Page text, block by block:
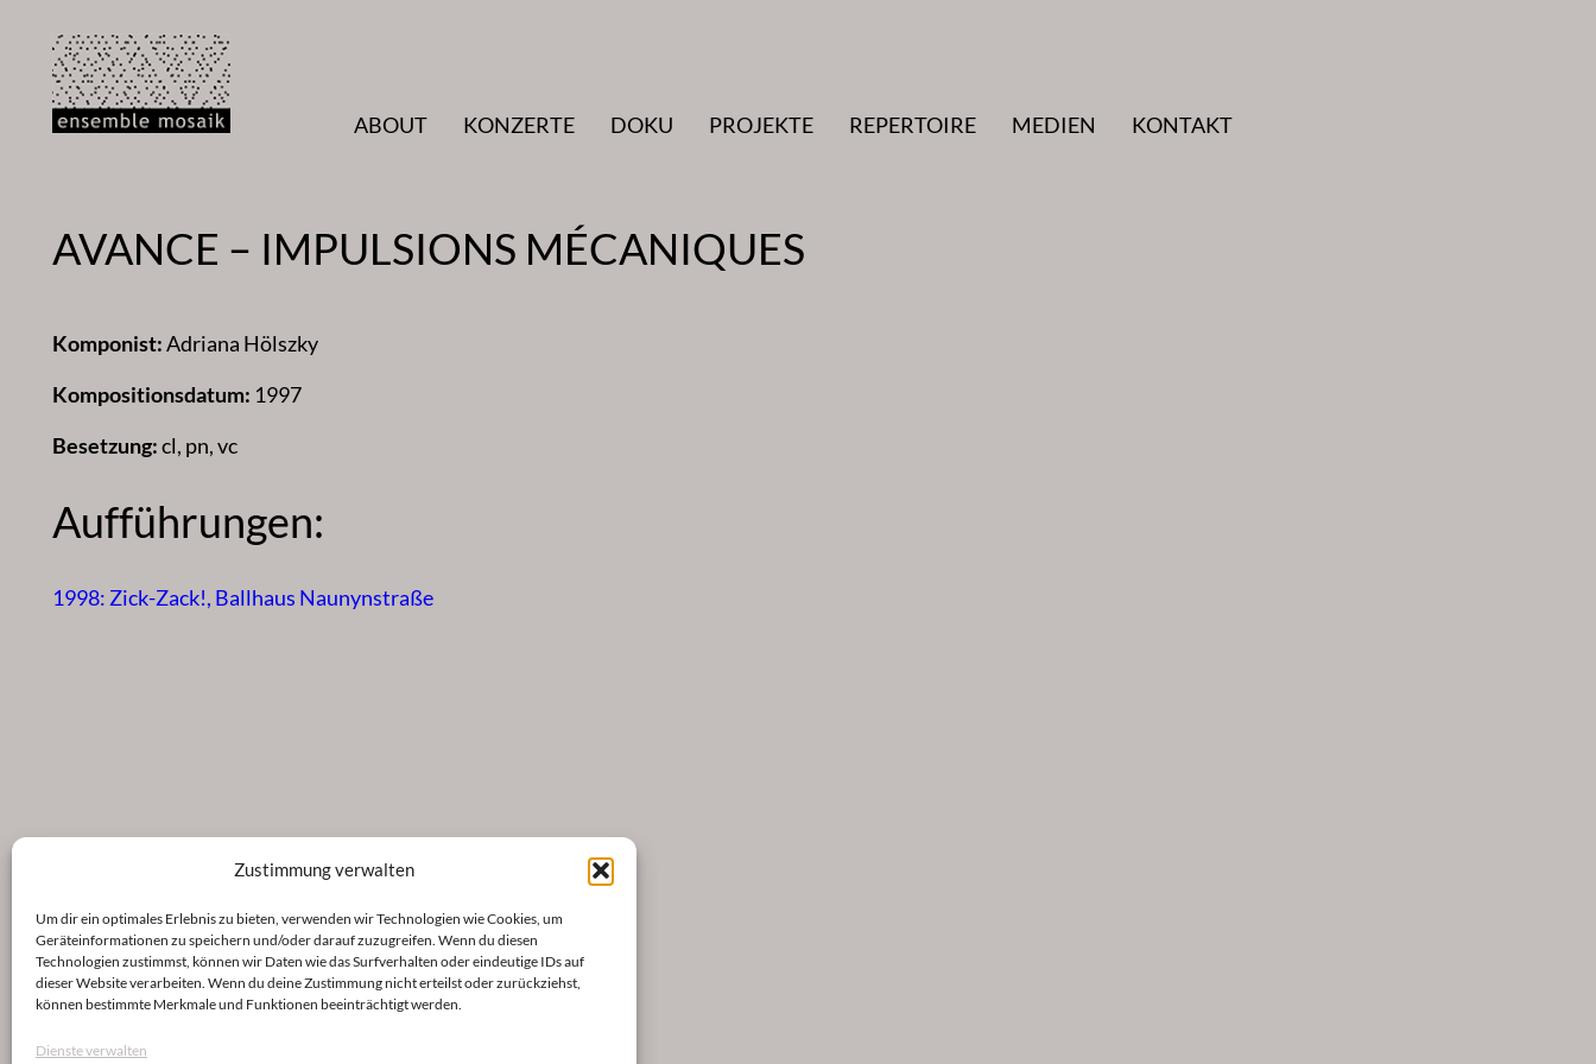
Zustimmung verwalten
Um dir ein optimales Erlebnis zu bieten, verwenden wir Technologien wie Cookies, um
Geräteinformationen zu speichern und/oder darauf zuzugreifen. Wenn du diesen
Technologien zustimmst, können wir Daten wie das Surfverhalten oder eindeutige IDs auf
dieser Website verarbeiten. Wenn du deine Zustimmung nicht erteilst oder zurückziehst,
können bestimmte Merkmale und Funktionen beeinträchtigt werden.
Dienste verwalten
Inhalt
springen
ABOUT
KONZERTE DOKU PROJEKTE REPERTOIRE MEDIEN KONTAKT
AVANCE – IMPULSIONS MÉCANIQUES
Komponist:Adriana Hölszky
Kompositionsdatum: 1997
Besetzung:cl, pn, vc
Aufführungen:
1998: Zick-Zack!, Ballhaus Naunynstraße